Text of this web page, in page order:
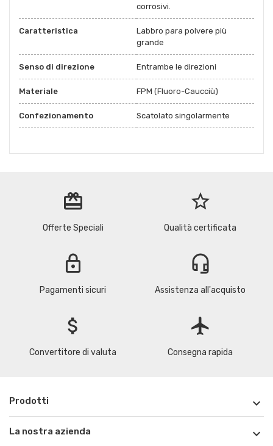
corrosivi.
Caratteristica
Labbro para polvere più
grande
Senso di direzione Entrambe le direzioni
Materiale FPM (Fluoro-Caucciù)
Confezionamento Scatolato singolarmente
redeem
Offerte Speciali
star_border
Qualità certificata
lock
Pagamenti sicuri
headset_mic
Assistenza all'acquisto
attach_money
Convertitore di valuta
flight
Consegna rapida
Prodotti 
La nostra azienda 